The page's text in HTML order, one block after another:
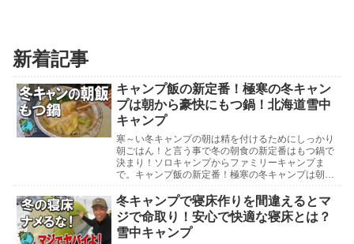
新着記事
キャンプ飯の新定番！極寒の冬キャン
プは朝から豪快にもつ鍋！北海道雪中
キャンプ
寒～い冬キャンプの朝は精を付けるためにしっかり
朝ごはん！と言う事で冬の朝食の新定番はもつ鍋で
決まり！ソロキャンプからファミリーキャンプま
で。キャンプ飯の新定番！極寒の冬キャンプは朝か
ャンプ参考動...
冬キャンプで寝床作りを間違えるとマ
ジで命取り！安心で快適な寝床とは？
雪中キャンプ